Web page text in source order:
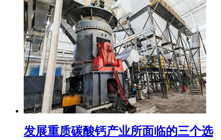
发展重质碳酸钙产业所面临的三个选